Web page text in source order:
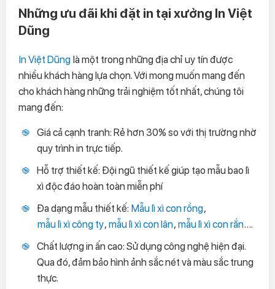
Những ưu đãi khi đặt in tại xưởng In Việt
Dũng
In Việt Dũng là một trong những địa chỉ uy tín được
nhiều khách hàng lựa chọn. Với mong muốn mang đến
cho khách hàng những trải nghiệm tốt nhất, chúng tôi
mang đến:
Giá cả cạnh tranh: Rẻ hơn 30% so với thị trường nhờ
quy trình in trực tiếp.
Hỗ trợ thiết kế: Đội ngũ thiết kế giúp tạo mẫu bao lì
xì độc đáo hoàn toàn miễn phí
Đa dạng mẫu thiết kế: Mẫu lì xì con rồng,
mẫu lì xì công ty, mẫu lì xì con lân, mẫu lì xì con rắn….
Chất lượng in ấn cao: Sử dụng công nghệ hiện đại.
Qua đó, đảm bảo hình ảnh sắc nét và màu sắc trung
thực.